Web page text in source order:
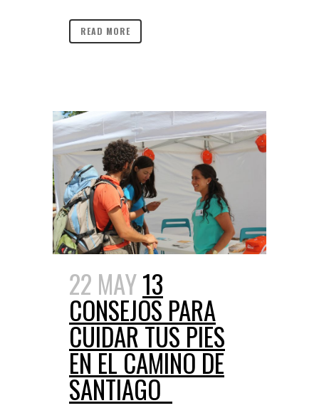
READ MORE
22 MAY13
CONSEJOS PARA
CUIDAR TUS PIES
EN EL CAMINO DE
SANTIAGO